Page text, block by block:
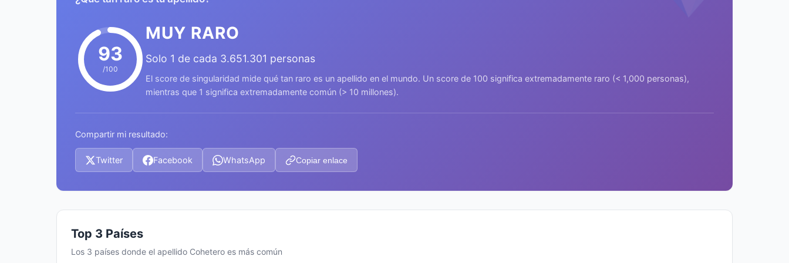
93
/100
MUY RARO
Solo 1 de cada 3.651.301 personas
El score de singularidad mide qué tan raro es un apellido en el mundo. Un score de 100 significa extremadamente raro (< 1,000 personas),
mientras que 1 significa extremadamente común (> 10 millones).
Compartir mi resultado:
Twitter Facebook WhatsApp Copiar enlace
Top 3 Países
Los 3 países donde el apellido Cohetero es más común